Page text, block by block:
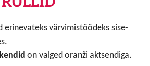
erinevateks värvimistöödeks sise-
on valged oranži aktsendiga.